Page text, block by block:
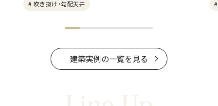
# 吹き抜け・勾配天井
建築実例の一覧を見る